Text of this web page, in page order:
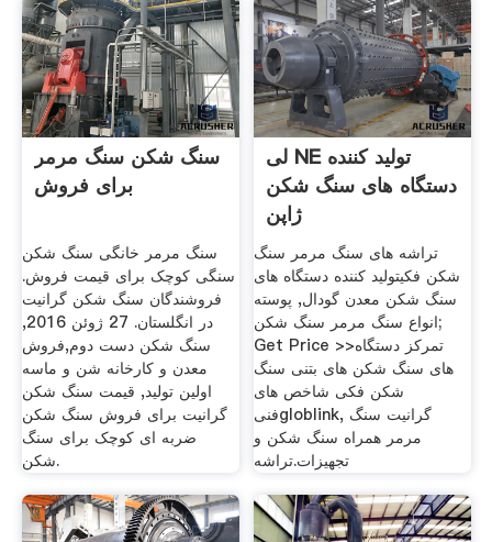
سنگ شکن سنگ مرمر
برای فروش
سنگ مرمر خانگی سنگ شکن
سنگی کوچک برای قیمت فروش.
فروشندگان سنگ شکن گرانیت
در انگلستان. 27 ژوئن 2016,
سنگ شکن دست دوم,فروش
معدن و کارخانه شن و ماسه
اولين توليد, قیمت سنگ شکن
گرانیت برای فروش سنگ شکن
ضربه ای کوچک برای سنگ
شکن.
لی NE تولید کننده
دستگاه های سنگ شکن
ژاپن
تراشه های سنگ مرمر سنگ
شکن فکیتولید کننده دستگاه های
سنگ شکن معدن گودال, پوسته
انواع سنگ مرمر سنگ شکن;
Get Price >>تمرکز دستگاه
های سنگ شکن های بتنی سنگ
شکن فکی شاخص های
فنیgloblink, گرانیت سنگ
مرمر همراه سنگ شکن و
تجهیزات.تراشه